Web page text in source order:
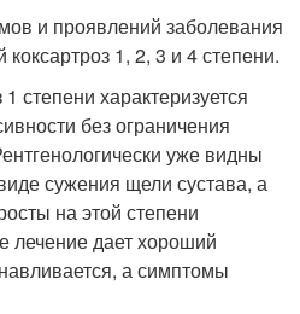
и проявлений заболевания
1, 2, 3 и 4 степени.
степени характеризуется
без ограничения
уже видны
сужения щели сустава, а
на этой степени
лечение дает хороший
а симптомы